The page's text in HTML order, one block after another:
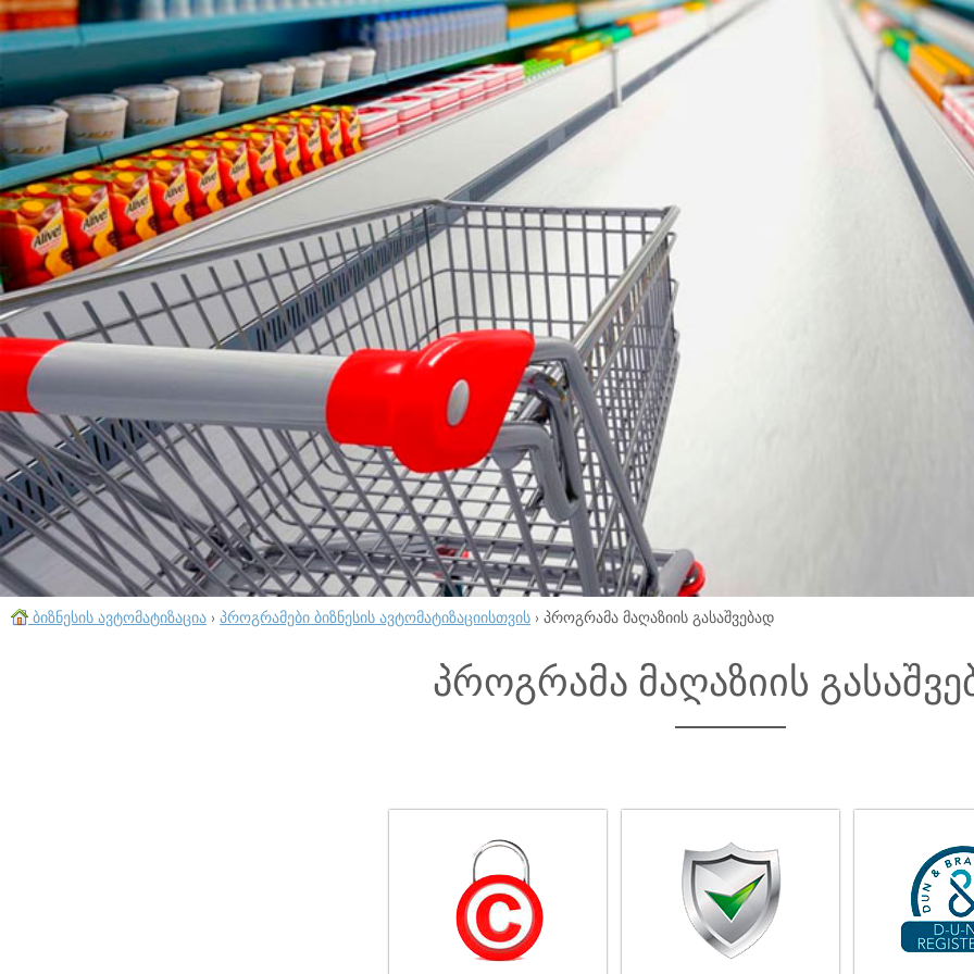
ბიზნესის ავტომატიზაცია › პროგრამები ბიზნესის ავტომატიზაციისთვის › პროგრამა მაღაზიის გასაშვებად
პროგრამა მაღაზიის